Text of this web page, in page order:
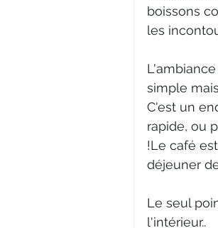
boissons
les
simple
C'est un
rapide, ou
!Le café
déjeuner
Le seul
l'intérieur..